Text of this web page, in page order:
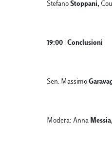
Stefano Stoppani,
19:00 | Conclusioni
Sen. Massimo
Modera: Anna